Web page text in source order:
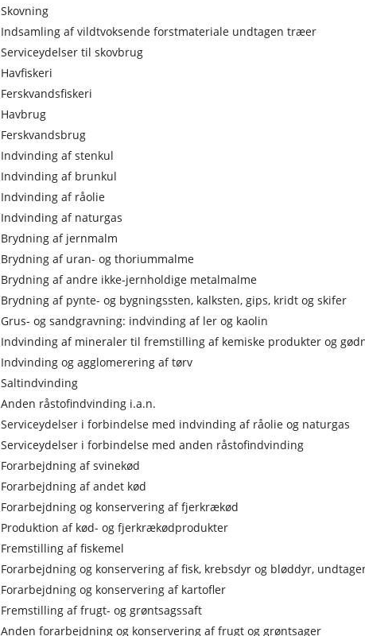
Skovning
Indsamling af vildtvoksende forstmateriale undtagen træer
Serviceydelser til skovbrug
Havfiskeri
Ferskvandsfiskeri
Havbrug
Ferskvandsbrug
Indvinding af stenkul
Indvinding af brunkul
Indvinding af råolie
Indvinding af naturgas
Brydning af jernmalm
Brydning af uran- og thoriummalme
Brydning af andre ikke-jernholdige metalmalme
Brydning af pynte- og bygningssten, kalksten, gips, kridt og skifer
Grus- og sandgravning: indvinding af ler og kaolin
Indvinding af mineraler til fremstilling af kemiske produkter og
Indvinding og agglomerering af tørv
Saltindvinding
Anden råstofindvinding i.a.n.
Serviceydelser i forbindelse med indvinding af råolie og naturgas
Serviceydelser i forbindelse med anden råstofindvinding
Forarbejdning af svinekød
Forarbejdning af andet kød
Forarbejdning og konservering af fjerkrækød
Produktion af kød- og fjerkrækødprodukter
Fremstilling af fiskemel
Forarbejdning og konservering af fisk, krebsdyr og bløddyr,
Forarbejdning og konservering af kartofler
Fremstilling af frugt- og grøntsagssaft
Anden forarbejdning og konservering af frugt og grøntsager